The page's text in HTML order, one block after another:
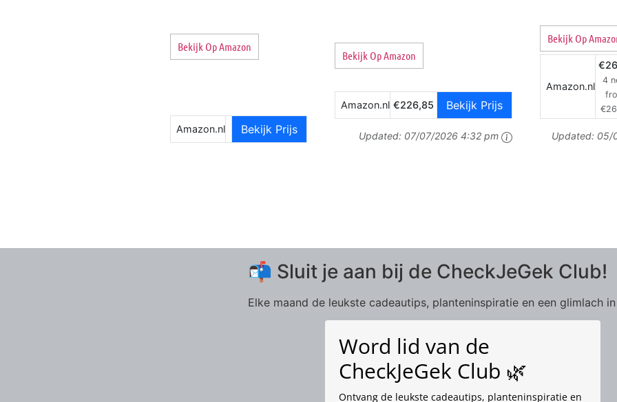
Bekijk Op Amazon
Amazon.nl Bekijk Prijs
Bekijk Op Amazon
Amazon.nl €226,85 Bekijk Prijs
Updated: 07/07/2026 4:32 pm
Bekijk Op
Amazon.nl
4
Updated: 05/
📬 Sluit je aan bij de CheckJeGek Club!
Elke maand de leukste cadeautips, planteninspiratie en een glimlach
Word lid van de
CheckJeGek Club 🌿
Ontvang de leukste cadeautips, planteninspiratie en